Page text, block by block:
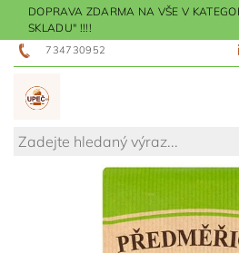
DOPRAVA ZDARMA NA VŠE V
SKLADU" !!!!
734730952